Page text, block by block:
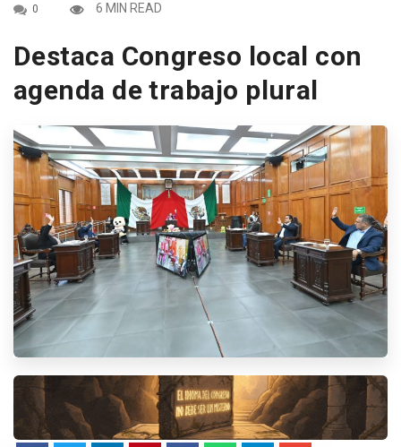
0 6 MIN READ
Destaca Congreso local con
agenda de trabajo plural